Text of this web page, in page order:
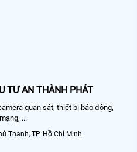
TƯ AN THÀNH PHÁT
quan sát, thiết bị báo động,
...
Thạnh, TP. Hồ Chí Minh